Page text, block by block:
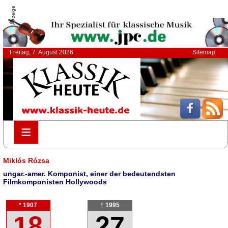
Anzeige
Freitag, 7. August 2026 Sitemap
≡
≡
Miklós Rózsa
ungar.-amer. Komponist, einer der bedeutendsten
Filmkomponisten Hollywoods
* 1907 † 1995